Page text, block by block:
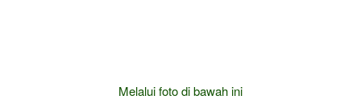
Melalui foto di bawah ini